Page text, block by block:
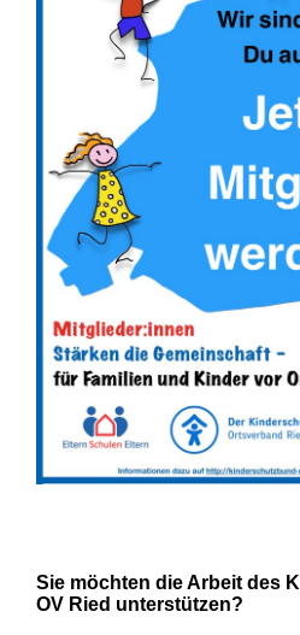
Sie möchten die Arbeit des
OV Ried unterstützen?